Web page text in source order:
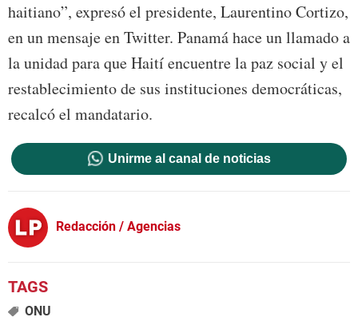
haitiano”, expresó el presidente, Laurentino Cortizo,
en un mensaje en Twitter. Panamá hace un llamado a
la unidad para que Haití encuentre la paz social y el
restablecimiento de sus instituciones democráticas,
recalcó el mandatario.
Unirme al canal de noticias
Redacción / Agencias
ONU